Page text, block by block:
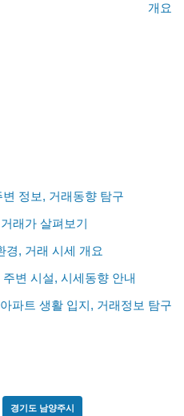
개요
정보, 거래동향 탐구
래가 살펴보기
경, 거래 시세 개요
변 시설, 시세동향 안내
파트 생활 입지, 거래정보 탐구
경기도 남양주시